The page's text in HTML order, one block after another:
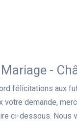
-
félicitations aux
votre demande,
ci-dessous. Nous